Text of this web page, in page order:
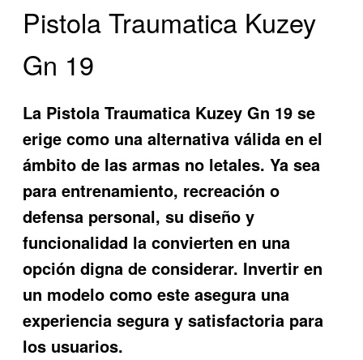
Pistola Traumatica Kuzey
Gn 19
La Pistola Traumatica Kuzey Gn 19 se
erige como una alternativa válida en el
ámbito de las armas no letales. Ya sea
para entrenamiento, recreación o
defensa personal, su diseño y
funcionalidad la convierten en una
opción digna de considerar. Invertir en
un modelo como este asegura una
experiencia segura y satisfactoria para
los usuarios.